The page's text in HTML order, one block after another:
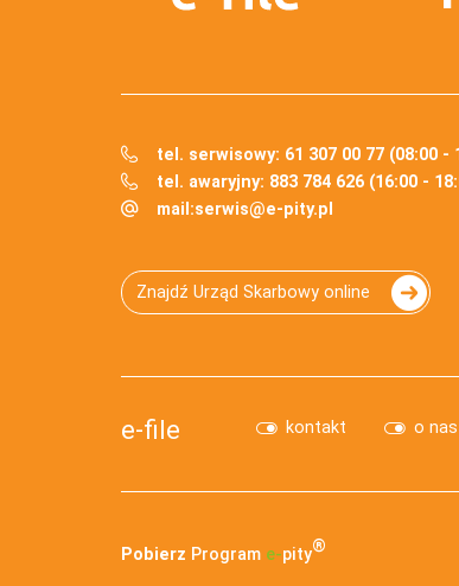
tel. serwisowy: 61 307 00 77 (08:00 -
tel. awaryjny: 883 784 626 (16:00 -
mail:serwis@e-pity.pl
Znajdź Urząd Skarbowy online
e-file kontakt o nas
Pobierz Program e‑pity®